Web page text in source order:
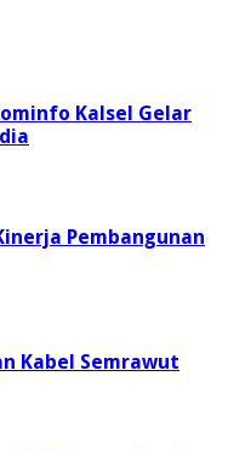
Kalsel Gelar
Pembangunan
Kabel Semrawut